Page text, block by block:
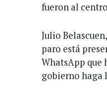
fueron al
Julio
paro está
WhatsApp que
gobierno haga